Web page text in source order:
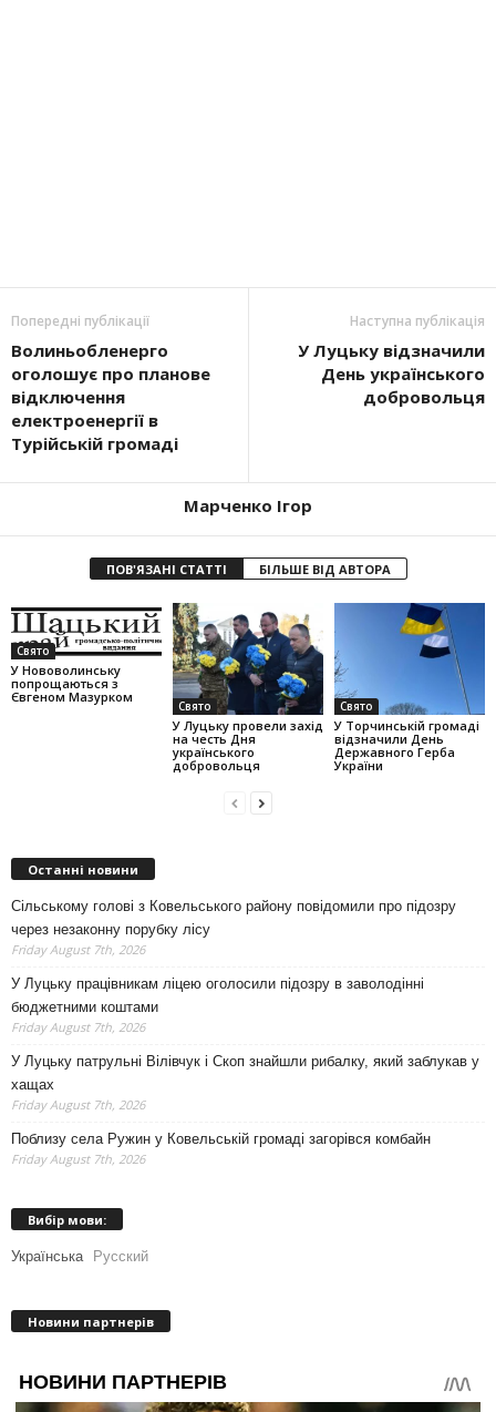
Попередні публікації
Волиньобленерго
оголошує про планове
відключення
електроенергії в
Турійській громаді
Наступна публікація
У Луцьку відзначили
День українського
добровольця
Марченко Ігор
ПОВ'ЯЗАНІ СТАТТІ БІЛЬШЕ ВІД АВТОРА
Свято
У Нововолинську
попрощаються з
Євгеном Мазурком
Свято
У Луцьку провели захід
на честь Дня
українського
добровольця
Свято
У Торчинській громаді
відзначили День
Державного Герба
України
Останні новини
Сільському голові з Ковельського району повідомили про підозру
через незаконну порубку лісу
Friday August 7th, 2026
У Луцьку працівникам ліцею оголосили підозру в заволодінні
бюджетними коштами
Friday August 7th, 2026
У Луцьку патрульні Вілівчук і Скоп знайшли рибалку, який заблукав у
хащах
Friday August 7th, 2026
Поблизу села Ружин у Ковельській громаді загорівся комбайн
Friday August 7th, 2026
Вибір мови:
Українська Русский
Новини партнерів